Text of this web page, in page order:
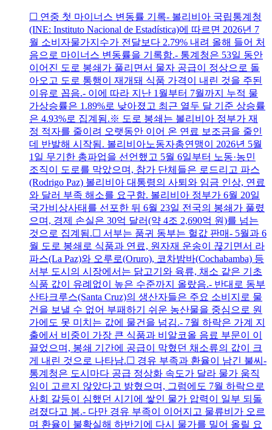
☐ 연중 첫 마이너스 변동률 기록- 볼리비아 국립통계청
(INE: Instituto Nacional de Estadística)에 따르면 2026년 7
월 소비자물가지수가 전달보다 2.79% 내려 올해 들어 처
음으로 마이너스 변동률을 기록함.- 통계청은 53일 동안
이어진 도로 봉쇄가 풀리면서 물자 공급이 정상으로 돌
아오고 도로 통행이 재개돼 식품 가격이 내린 것을 주된
이유로 꼽음.- 이에 따라 지난 1월부터 7월까지 누적 물
가상승률은 1.89%로 낮아졌고 최근 열두 달 기준 상승률
은 4.93%로 집계됨.※ 도로 봉쇄는 볼리비아 정부가 재
정 적자를 줄이려 오랫동안 이어 온 연료 보조금을 줄인
데 반발해 시작됨. 볼리비아노동자총연맹이 2026년 5월
1일 무기한 총파업을 선언했고 5월 6일부터 노동·농민
조직이 도로를 막았으며, 참가 단체들은 로드리고 파스
(Rodrigo Paz) 볼리비아 대통령의 사퇴와 임금 인상, 연료
와 달러 부족 해소를 요구함. 볼리비아 정부가 6월 20일
국가비상사태를 선포한 뒤 6월 23일 전국의 봉쇄가 풀렸
으며, 경제 손실은 30억 달러(약 4조 2,690억 원)를 넘는
것으로 집계됨.☐ 서부는 품귀 동부는 헐값 판매- 5월과 6
월 도로 봉쇄로 식품과 연료, 원자재 운송이 끊기면서 라
파스(La Paz)와 오루로(Oruro), 코차밤바(Cochabamba) 등
서부 도시의 시장에서는 닭고기와 육류, 채소 같은 기초
식품 값이 유례없이 높은 수준까지 올랐음.- 반대로 동부
산타크루스(Santa Cruz)의 생산자들은 주요 소비지로 물
건을 보낼 수 없어 부패하기 쉬운 농산물을 중심으로 원
가에도 못 미치는 값에 물건을 넘김.- 7월 하락은 가계 지
출에서 비중이 가장 큰 식품과 비알코올 음료 부문이 이
끌었으며, 봉쇄 기간에 공급이 막혔던 채소류의 값이 크
게 내린 것으로 나타남.☐ 경유 부족과 환율이 남긴 불씨-
통계청은 도시마다 공급 정상화 속도가 달라 물가 움직
임이 고르지 않았다고 밝혔으며, 그럼에도 7월 하락으로
사회 갈등이 심했던 시기에 쌓인 물가 압력이 일부 되돌
려졌다고 봄.- 다만 경유 부족이 이어지고 물류비가 오르
며 환율이 불확실해 하반기에 다시 물가를 밀어 올릴 요